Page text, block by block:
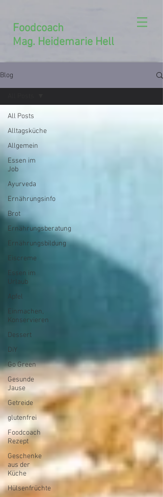
Foodcoach
Mag. Heidemarie Hell
Blog
All Posts
Alltagsküche
Allgemein
Essen im
Job
Ayurveda
Ernährungsinfo
Brot
Ernährungsberatung
Ernährungsbildung
Eiscreme
Essen im
Urlaub
Apfel
Einmachen,
Konservieren
Dessert
DiY
Go Green
Gesunde
Jause
Getreide
glutenfrei
Foodcoach
Rezept
Geschenke
aus der
Küche
Hülsenfrüchte